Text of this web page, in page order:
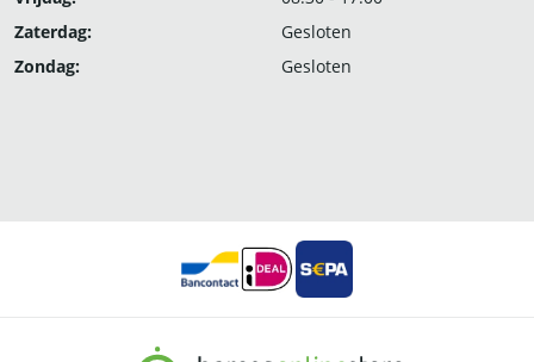
Zaterdag:
Gesloten
Zondag:
Gesloten